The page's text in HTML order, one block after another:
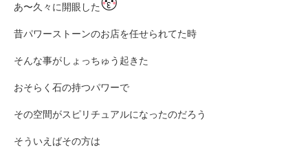
あ〜久々に開眼した
昔パワーストーンのお店を任せられてた時
そんな事がしょっちゅう起きた
おそらく石の持つパワーで
その空間がスピリチュアルになったのだろう
そういえばその方は